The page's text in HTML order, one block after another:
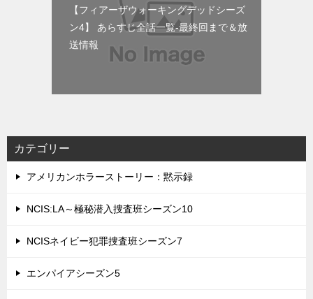
【フィアーザウォーキングデッドシーズ
ン4】 あらすじ全話一覧-最終回まで＆放
送情報
カテゴリー
アメリカンホラーストーリー：黙示録
NCIS:LA～極秘潜入捜査班シーズン10
NCISネイビー犯罪捜査班シーズン7
エンパイアシーズン5